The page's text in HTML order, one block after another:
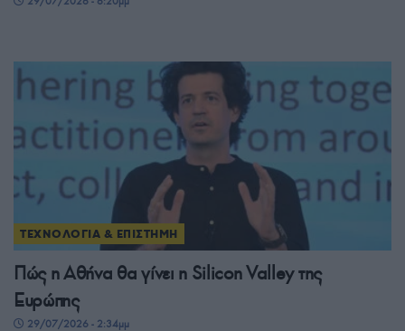
ΤΕΧΝΟΛΟΓΙΑ & ΕΠΙΣΤΗΜΗ
Πώς η Αθήνα θα γίνει η Silicon Valley της
Ευρώπης
29/07/2026 - 2:34μμ